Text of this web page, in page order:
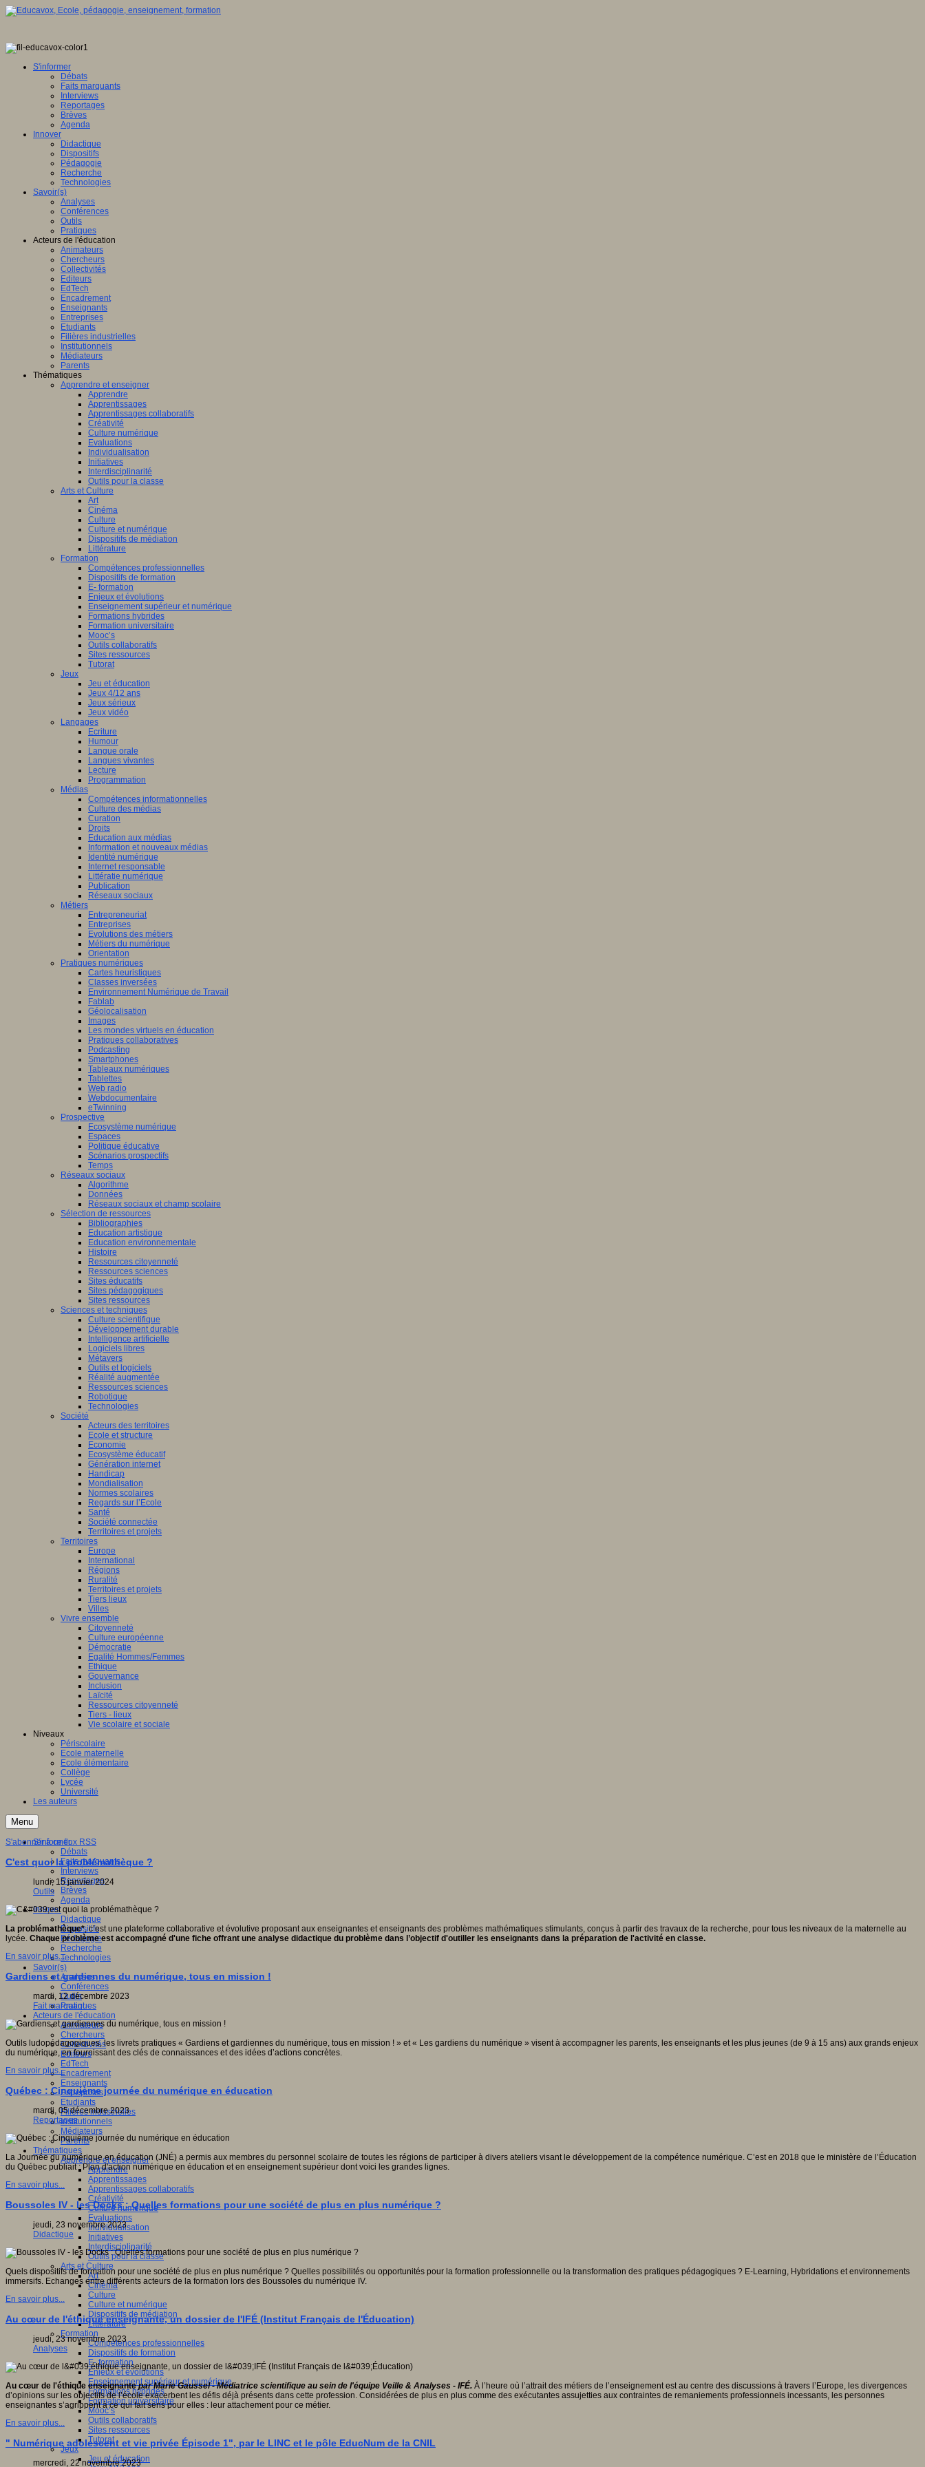
S'informer
Débats
Faits marquants
Interviews
Reportages
Brèves
Agenda
Innover
Didactique
Dispositifs
Pédagogie
Recherche
Technologies
Savoir(s)
Analyses
Conférences
Outils
Pratiques
Acteurs de l'éducation
Animateurs
Chercheurs
Collectivités
Editeurs
EdTech
Encadrement
Enseignants
Entreprises
Etudiants
Filières industrielles
Institutionnels
Médiateurs
Parents
Thématiques
Apprendre et enseigner
Apprendre
Apprentissages
Apprentissages collaboratifs
Créativité
Culture numérique
Evaluations
Individualisation
Initiatives
Interdisciplinarité
Outils pour la classe
Arts et Culture
Art
Cinéma
Culture
Culture et numérique
Dispositifs de médiation
Littérature
Formation
Compétences professionnelles
Dispositifs de formation
E- formation
Enjeux et évolutions
Enseignement supérieur et numérique
Formations hybrides
Formation universitaire
Mooc’s
Outils collaboratifs
Sites ressources
Tutorat
Jeux
Jeu et éducation
Jeux 4/12 ans
Jeux sérieux
Jeux vidéo
Langages
Ecriture
Humour
Langue orale
Langues vivantes
Lecture
Programmation
Médias
Compétences informationnelles
Culture des médias
Curation
Droits
Education aux médias
Information et nouveaux médias
Identité numérique
Internet responsable
Littératie numérique
Publication
Réseaux sociaux
Métiers
Entrepreneuriat
Entreprises
Evolutions des métiers
Métiers du numérique
Orientation
Pratiques numériques
Cartes heuristiques
Classes inversées
Environnement Numérique de Travail
Fablab
Géolocalisation
Images
Les mondes virtuels en éducation
Pratiques collaboratives
Podcasting
Smartphones
Tableaux numériques
Tablettes
Web radio
Webdocumentaire
eTwinning
Prospective
Ecosystème numérique
Espaces
Politique éducative
Scénarios prospectifs
Temps
Réseaux sociaux
Algorithme
Données
Réseaux sociaux et champ scolaire
Sélection de ressources
Bibliographies
Education artistique
Education environnementale
Histoire
Ressources citoyenneté
Ressources sciences
Sites éducatifs
Sites pédagogiques
Sites ressources
Sciences et techniques
Culture scientifique
Développement durable
Intelligence artificielle
Logiciels libres
Métavers
Outils et logiciels
Réalité augmentée
Ressources sciences
Robotique
Technologies
Société
Acteurs des territoires
Ecole et structure
Economie
Ecosystème éducatif
Génération internet
Handicap
Mondialisation
Normes scolaires
Regards sur l’Ecole
Santé
Société connectée
Territoires et projets
Territoires
Europe
International
Régions
Ruralité
Territoires et projets
Tiers lieux
Villes
Vivre ensemble
Citoyenneté
Culture européenne
Démocratie
Egalité Hommes/Femmes
Ethique
Gouvernance
Inclusion
Laïcité
Ressources citoyenneté
Tiers - lieux
Vie scolaire et sociale
Niveaux
Périscolaire
Ecole maternelle
Ecole élémentaire
Collège
Lycée
Université
Les auteurs
Menu
S'informer
Débats
Faits marquants
Interviews
Reportages
Brèves
Agenda
Innover
Didactique
Dispositifs
Pédagogie
Recherche
Technologies
Savoir(s)
Analyses
Conférences
Outils
Pratiques
Acteurs de l'éducation
Animateurs
Chercheurs
Collectivités
Editeurs
EdTech
Encadrement
Enseignants
Entreprises
Etudiants
Filières industrielles
Institutionnels
Médiateurs
Parents
Thématiques
Apprendre et enseigner
Apprendre
Apprentissages
Apprentissages collaboratifs
Créativité
Culture numérique
Evaluations
Individualisation
Initiatives
Interdisciplinarité
Outils pour la classe
Arts et Culture
Art
Cinéma
Culture
Culture et numérique
Dispositifs de médiation
Littérature
Formation
Compétences professionnelles
Dispositifs de formation
E- formation
Enjeux et évolutions
Enseignement supérieur et numérique
Formations hybrides
Formation universitaire
Mooc’s
Outils collaboratifs
Sites ressources
Tutorat
Jeux
Jeu et éducation
S'abonner à ce flux RSS
C'est quoi la problémathèque ?
lundi, 15 janvier 2024
Outils
La problémathèque*, c’est une plateforme collaborative et évolutive proposant aux enseignantes et enseignants des problèmes mathématiques stimulants, conçus à partir des travaux de la recherche, pour tous les niveaux de la maternelle au
lycée. Chaque problème est accompagné d'une fiche offrant une analyse didactique du problème dans l’objectif d'outiller les enseignants dans la préparation de l'activité en classe.
En savoir plus...
Gardiens et gardiennes du numérique, tous en mission !
mardi, 12 décembre 2023
Fait marquant
Outils ludopédagogiques, les livrets pratiques « Gardiens et gardiennes du numérique, tous en mission ! » et « Les gardiens du numérique » visent à accompagner les parents, les enseignants et les plus jeunes (de 9 à 15 ans) aux grands enjeux
du numérique, en fournissant des clés de connaissances et des idées d’actions concrètes.
En savoir plus...
Québec : Cinquième journée du numérique en éducation
mardi, 05 décembre 2023
Reportages
La Journée du numérique en éducation (JNÉ) a permis aux membres du personnel scolaire de toutes les régions de participer à divers ateliers visant le développement de la compétence numérique. C’est en 2018 que le ministère de l’Éducation
du Québec publiait : Plan d'action numérique en éducation et en enseignement supérieur dont voici les grandes lignes.
En savoir plus...
Boussoles IV - les Docks : Quelles formations pour une société de plus en plus numérique ?
jeudi, 23 novembre 2023
Didactique
Quels dispositifs de formation pour une société de plus en plus numérique ? Quelles possibilités ou opportunités pour la formation professionnelle ou la transformation des pratiques pédagogiques ? E-Learning, Hybridations et environnements
immersifs. Echanges entre différents acteurs de la formation lors des Boussoles du numérique IV.
En savoir plus...
Au cœur de l'éthique enseignante, un dossier de l'IFÉ (Institut Français de l'Éducation)
jeudi, 23 novembre 2023
Analyses
Au cœur de l'éthique enseignantepar Marie Gaussel -Médiatrice scientifique au sein de l'équipe Veille & Analyses - IFÉ. À l’heure où l’attrait des métiers de l’enseignement est au centre des discussions à travers l’Europe, les divergences
d’opinions sur les objectifs de l’école exacerbent les défis déjà présents dans cette profession. Considérées de plus en plus comme des exécutantes assujetties aux contraintes de remaniements professionnels incessants, les personnes
enseignantes s’agrippent à ce qui fait sens pour elles : leur attachement pour ce métier.
En savoir plus...
" Numérique adolescent et vie privée Épisode 1", par le LINC et le pôle EducNum de la CNIL
mercredi, 22 novembre 2023